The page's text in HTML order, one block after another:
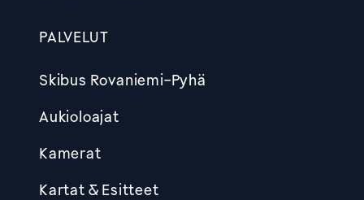
PALVELUT
Skibus Rovaniemi-Pyhä
Aukioloajat
Kamerat
Kartat & Esitteet